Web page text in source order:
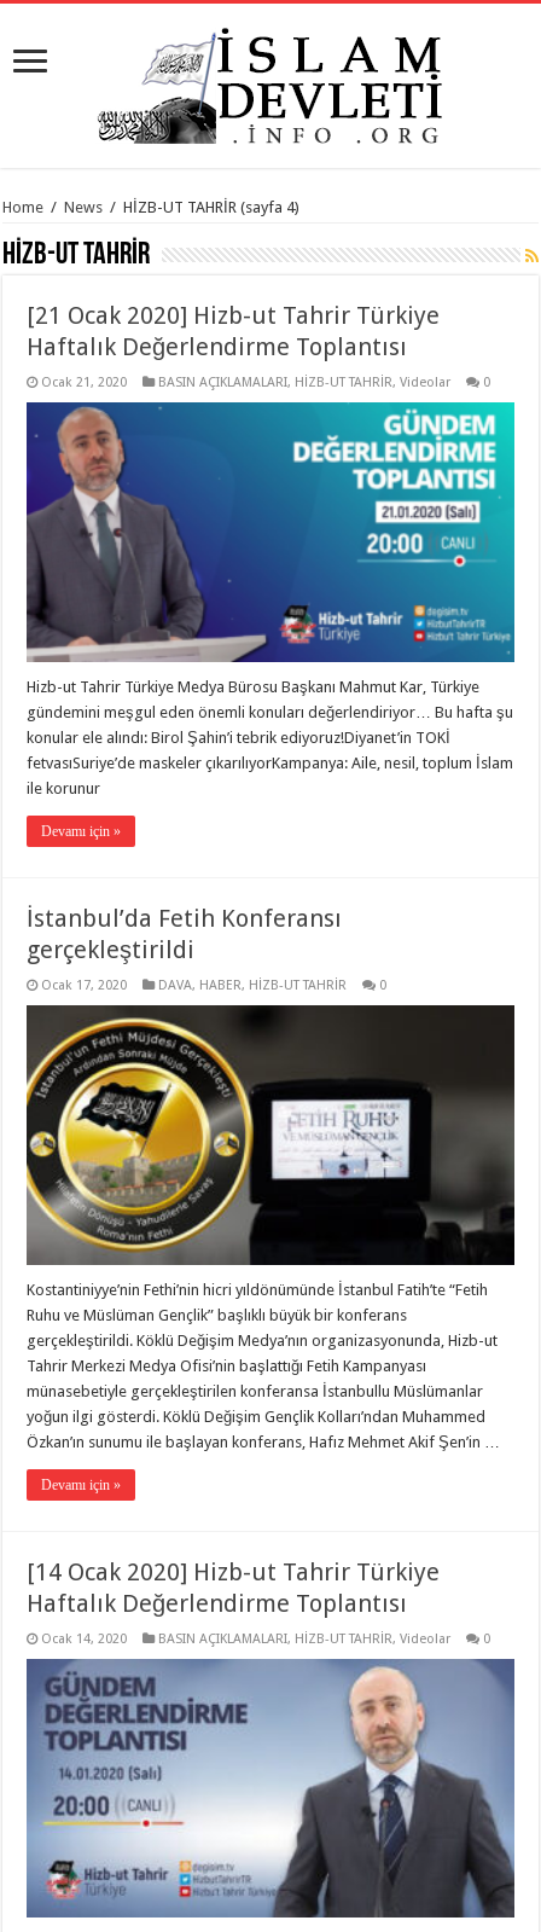
Home / News / HİZB-UT TAHRİR (sayfa 4)
HİZB-UT TAHRİR
[21 Ocak 2020] Hizb-ut Tahrir Türkiye
Haftalık Değerlendirme Toplantısı
Ocak 21, 2020 BASIN AÇIKLAMALARI, HİZB-UT TAHRİR,Videolar 0
Hizb-ut Tahrir Türkiye Medya Bürosu Başkanı Mahmut Kar, Türkiye
gündemini meşgul eden önemli konuları değerlendiriyor… Bu hafta şu
konular ele alındı: Birol Şahin’i tebrik ediyoruz!Diyanet’in TOKİ
fetvasıSuriye’de maskeler çıkarılıyorKampanya: Aile, nesil, toplum İslam
ile korunur
Devamı için »
İstanbul’da Fetih Konferansı
gerçekleştirildi
Ocak 17, 2020 DAVA, HABER, HİZB-UT TAHRİR 0
Kostantiniyye’nin Fethi’nin hicri yıldönümünde İstanbul Fatih’te “Fetih
Ruhu ve Müslüman Gençlik” başlıklı büyük bir konferans
gerçekleştirildi. Köklü Değişim Medya’nın organizasyonunda, Hizb-ut
Tahrir Merkezi Medya Ofisi’nin başlattığı Fetih Kampanyası
münasebetiyle gerçekleştirilen konferansa İstanbullu Müslümanlar
yoğun ilgi gösterdi. Köklü Değişim Gençlik Kolları’ndan Muhammed
Özkan’ın sunumu ile başlayan konferans, Hafız Mehmet Akif Şen’in …
Devamı için »
[14 Ocak 2020] Hizb-ut Tahrir Türkiye
Haftalık Değerlendirme Toplantısı
Ocak 14, 2020 BASIN AÇIKLAMALARI, HİZB-UT TAHRİR,Videolar 0